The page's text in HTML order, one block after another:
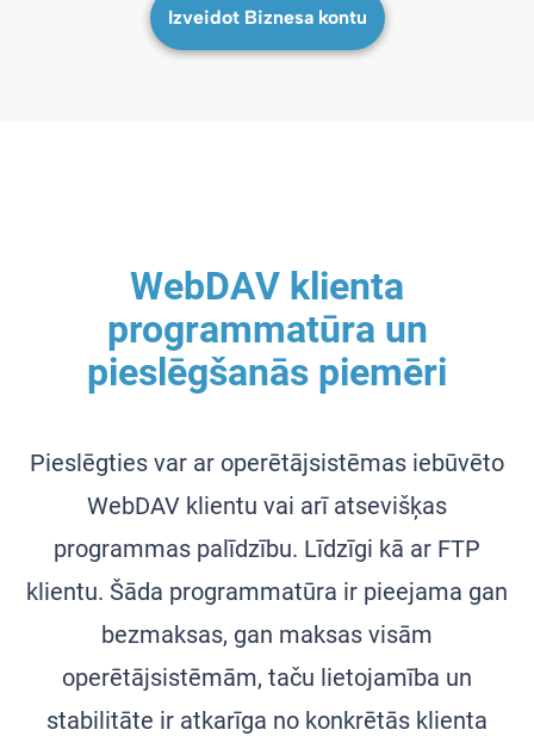
Izveidot Biznesa kontu
WebDAV klienta
programmatūra un
pieslēgšanās piemēri
Pieslēgties var ar operētājsistēmas iebūvēto
WebDAV klientu vai arī atsevišķas
programmas palīdzību. Līdzīgi kā ar FTP
klientu. Šāda programmatūra ir pieejama gan
bezmaksas, gan maksas visām
operētājsistēmām, taču lietojamība un
stabilitāte ir atkarīga no konkrētās klienta